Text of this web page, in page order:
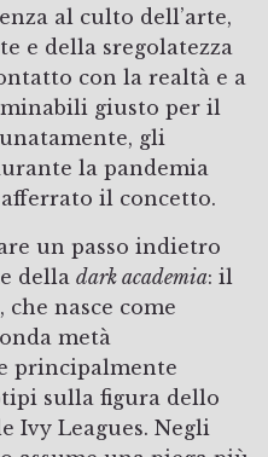
al culto dell’arte,
e della sregolatezza
con la realtà e a
giusto per il
gli
la pandemia
il concetto.
un passo indietro
della dark academia: il
nasce come
metà
principalmente
sulla figura dello
Ivy Leagues. Negli